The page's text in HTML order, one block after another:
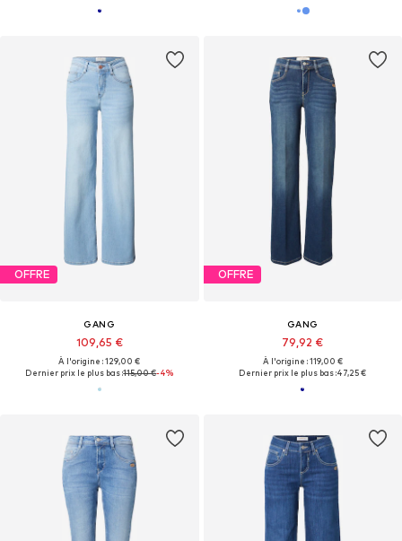
OFFRE
GANG
109,65 €
À l'origine : 129,00 €
Dernier prix le plus bas :115,00 €-4%
OFFRE
GANG
79,92 €
À l'origine : 119,00 €
Dernier prix le plus bas :47,25 €